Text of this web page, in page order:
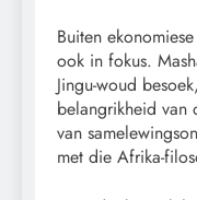
Buiten
ook in fokus.
Jingu-woud
belangrikheid van
van
met die Afrika-